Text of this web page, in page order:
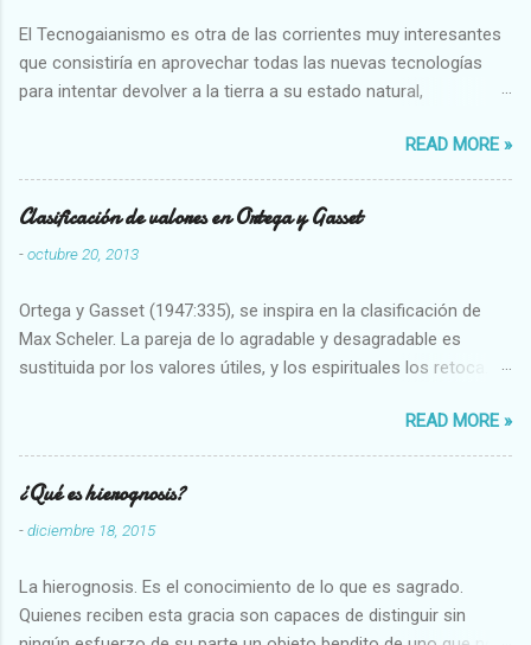
El Tecnogaianismo es otra de las corrientes muy interesantes
que consistiría en aprovechar todas las nuevas tecnologías
para intentar devolver a la tierra a su estado natural,
READ MORE »
Clasificación de valores en Ortega y Gasset
-octubre 20, 2013
Ortega y Gasset (1947:335), se inspira en la clasificación de
Max Scheler. La pareja de lo agradable y desagradable es
sustituida por los valores útiles, y los espirituales los retoca.
Abundante-Escaso,etc 2 VITALES Sano-Enfermo Selecto-
Vulgar Enérgico-Inerte Fuerte-Débil,etc. 3 ESPIRITUALES a)
Intelectuales Conocimiento-Error Exacto-Aproximado
Evidente-Probable,etc b) Morales Bueno-malo Bondadoso-
malvado Justo-Injusto Escrupuloso-Relajado Leal-Desleal,etc.
Armonioso-Inarmonioso 4 RELIGIOSOS Santo-Pr...
READ MORE »
¿Qué es hierognosis?
-diciembre 18, 2015
La hierognosis. Es el conocimiento de lo que es sagrado.
Quienes reciben esta gracia son capaces de distinguir sin